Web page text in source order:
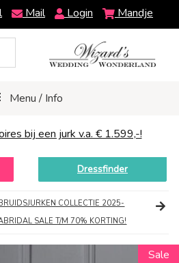
Mail Login Mandje
Menu / Info
bij een jurk v.a. € 1.599,-!
Dressfinder
COLLECTIE 2025-
SALE T/M 70% KORTING!
Sale